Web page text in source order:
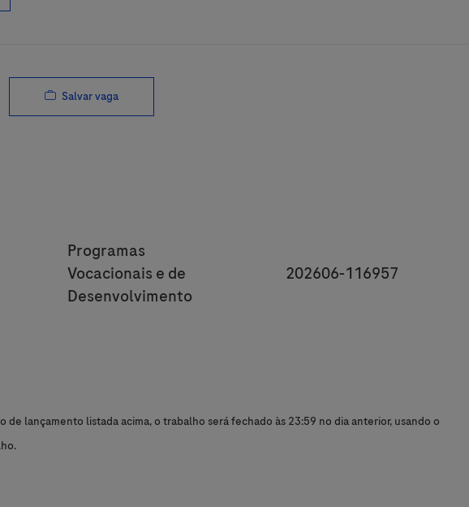
Salvar vaga
Category
Programas
Vocacionais e de
Desenvolvimento
JobId
202606-116957
de lançamento listada acima, o trabalho será fechado às 23:59 no dia anterior, usando o